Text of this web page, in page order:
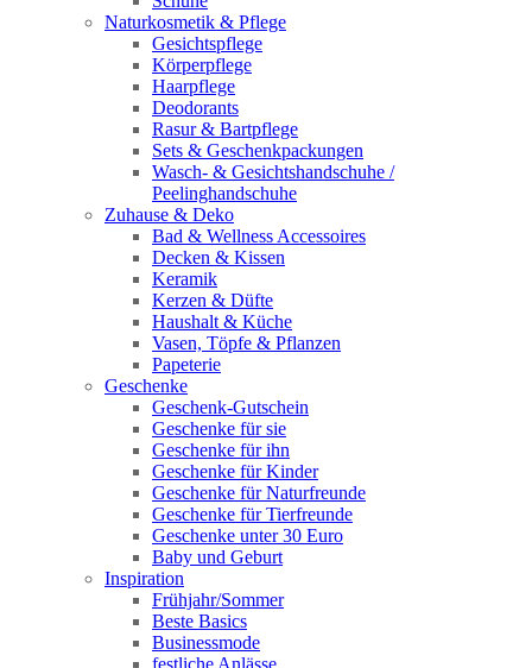
Naturkosmetik & Pflege
Gesichtspflege
Körperpflege
Haarpflege
Deodorants
Rasur & Bartpflege
Sets & Geschenkpackungen
Wasch‑ & Gesichtshandschuhe /
Peelinghandschuhe
Zuhause & Deko
Bad & Wellness Accessoires
Decken & Kissen
Keramik
Kerzen & Düfte
Haushalt & Küche
Vasen, Töpfe & Pflanzen
Papeterie
Geschenke
Geschenk-Gutschein
Geschenke für sie
Geschenke für ihn
Geschenke für Kinder
Geschenke für Naturfreunde
Geschenke für Tierfreunde
Geschenke unter 30 Euro
Baby und Geburt
Inspiration
Frühjahr/Sommer
Beste Basics
Businessmode
festliche Anlässe